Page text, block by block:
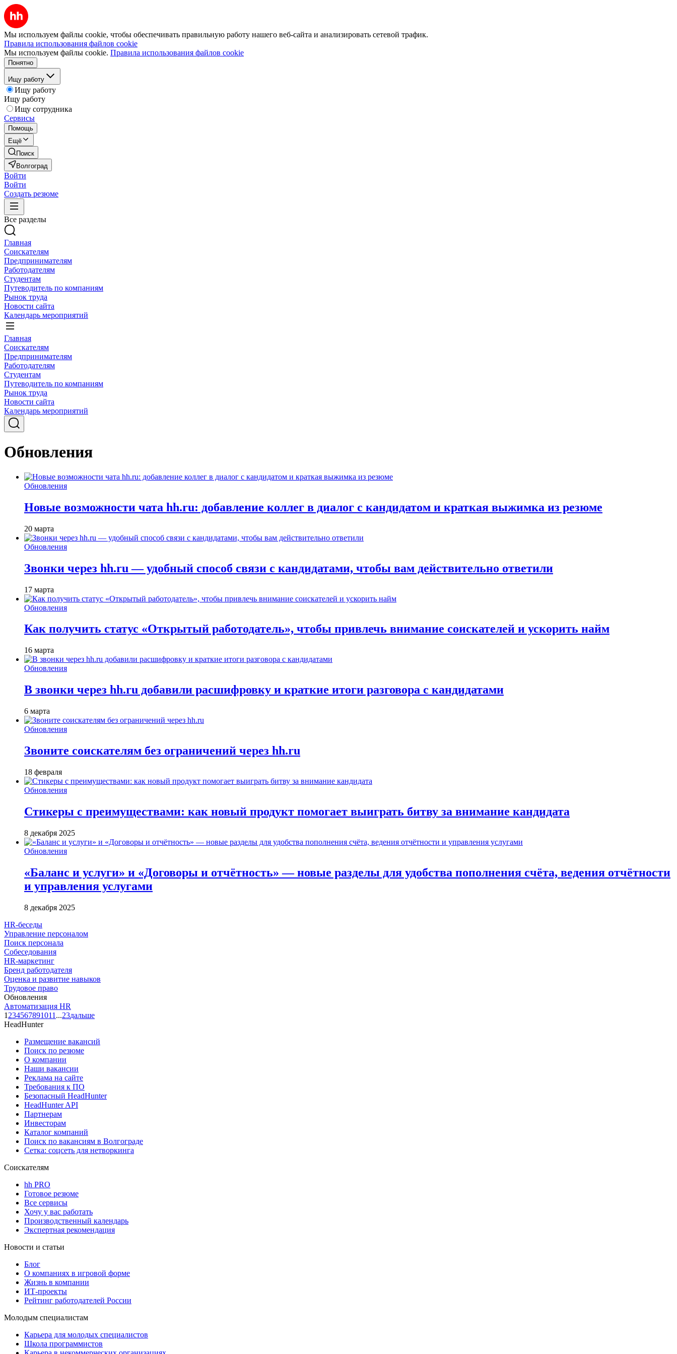
Мы используем файлы cookie, чтобы обеспечивать правильную работу нашего веб-сайта и анализировать сетевой трафик.
Правила использования файлов cookie
Мы используем файлы cookie. Правила использования файлов cookie
Понятно
Ищу работу
Ищу работу
Ищу работу
Ищу сотрудника
Сервисы
Помощь
Ещё
Поиск
Волгоград
Войти
Войти
Создать резюме
Все разделы
Главная
Соискателям
Предпринимателям
Работодателям
Студентам
Путеводитель по компаниям
Рынок труда
Новости сайта
Календарь мероприятий
Главная
Соискателям
Предпринимателям
Работодателям
Студентам
Путеводитель по компаниям
Рынок труда
Новости сайта
Календарь мероприятий
Обновления
Обновления
Новые возможности чата hh.ru: добавление коллег в диалог с кандидатом и краткая выжимка из резюме
20 марта
Обновления
Звонки через hh.ru — удобный способ связи с кандидатами, чтобы вам действительно ответили
17 марта
Обновления
Как получить статус «Открытый работодатель», чтобы привлечь внимание соискателей и ускорить найм
16 марта
Обновления
В звонки через hh.ru добавили расшифровку и краткие итоги разговора с кандидатами
6 марта
Обновления
Звоните соискателям без ограничений через hh.ru
18 февраля
Обновления
Стикеры с преимуществами: как новый продукт помогает выиграть битву за внимание кандидата
8 декабря 2025
Обновления
«Баланс и услуги» и «Договоры и отчётность» — новые разделы для удобства пополнения счёта, ведения отчётности
и управления услугами
8 декабря 2025
HR-беседы
Управление персоналом
Поиск персонала
Собеседования
HR-маркетинг
Бренд работодателя
Оценка и развитие навыков
Трудовое право
Обновления
Автоматизация HR
1 234567891011 ...23дальше
HeadHunter
Размещение вакансий
Поиск по резюме
О компании
Наши вакансии
Реклама на сайте
Требования к ПО
Безопасный HeadHunter
HeadHunter API
Партнерам
Инвесторам
Каталог компаний
Поиск по вакансиям в Волгограде
Сетка: соцсеть для нетворкинга
Соискателям
hh PRO
Готовое резюме
Все сервисы
Хочу у вас работать
Производственный календарь
Экспертная рекомендация
Новости и статьи
Блог
О компаниях в игровой форме
Жизнь в компании
ИТ-проекты
Рейтинг работодателей России
Молодым специалистам
Карьера для молодых специалистов
Школа программистов